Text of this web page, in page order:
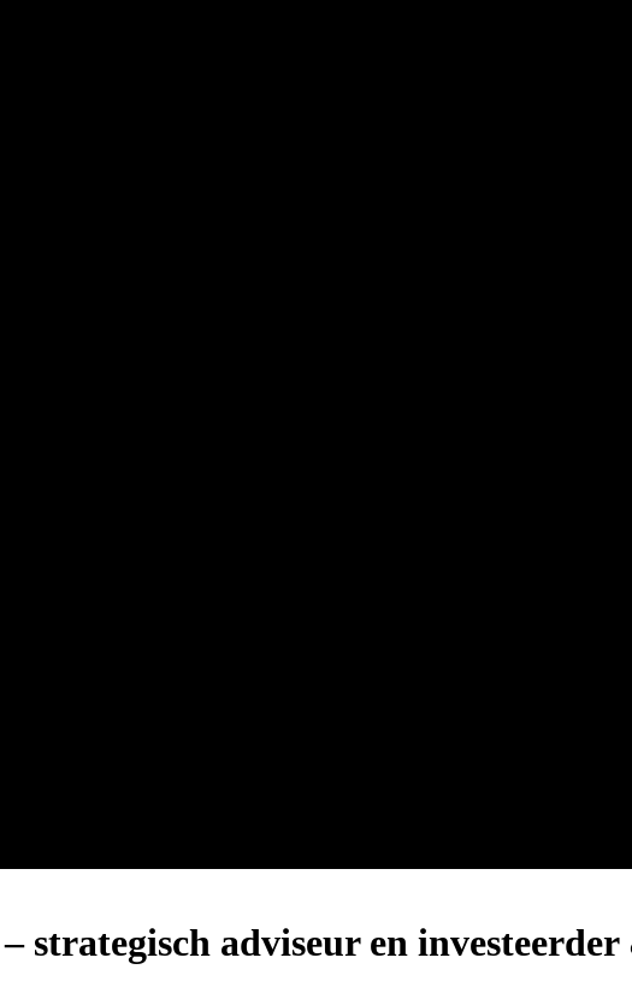
strategisch adviseur en